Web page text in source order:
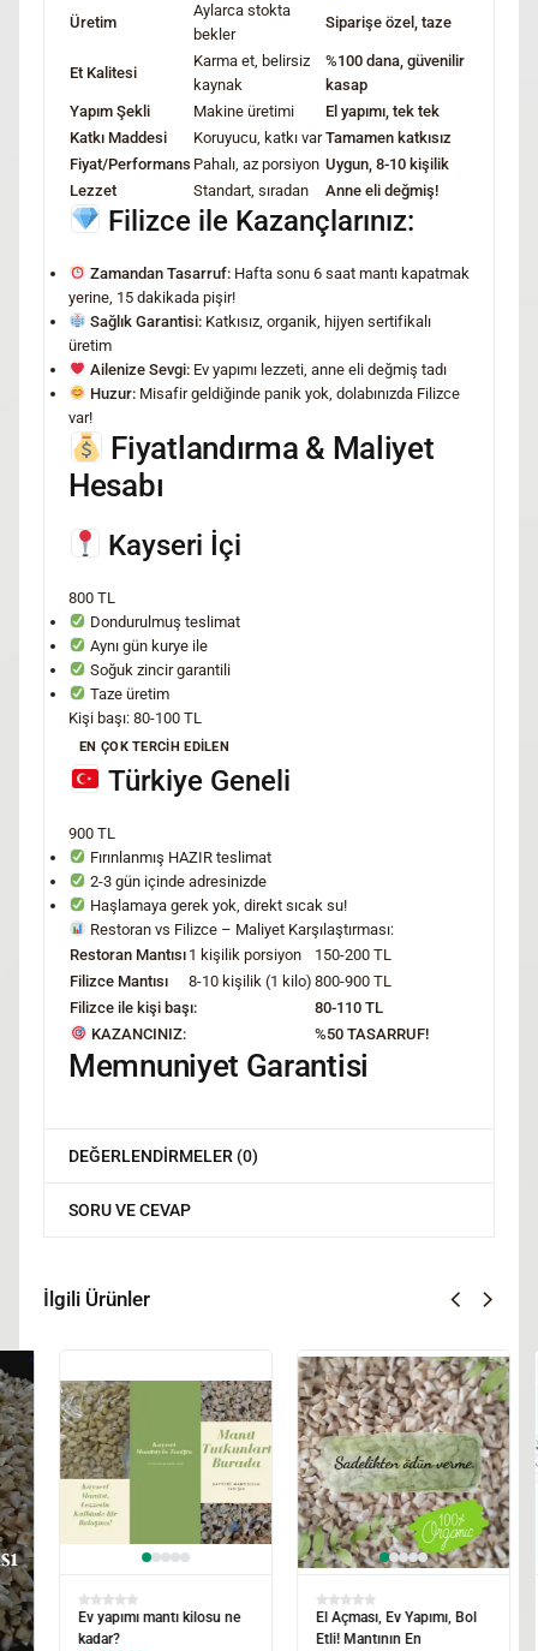
Üretim
Aylarca stokta
bekler
Siparişe özel, taze
Et Kalitesi
Karma et, belirsiz
kaynak
%100 dana, güvenilir
kasap
Yapım Şekli
Makine üretimi
El yapımı, tek tek
Katkı Maddesi
Koruyucu, katkı var Tamamen katkısız
Fiyat/Performans Pahalı, az porsiyon Uygun, 8-10 kişilik
Lezzet
Standart, sıradan Anne eli değmiş!
Filizce ile Kazançlarınız:
Zamandan Tasarruf:Hafta sonu 6 saat mantı kapatmak
yerine, 15 dakikada pişir!
Sağlık Garantisi:Katkısız, organik, hijyen sertifikalı
üretim
Ailenize Sevgi:Ev yapımı lezzeti, anne eli değmiş tadı
Huzur:Misafir geldiğinde panik yok, dolabınızda Filizce
var!
Fiyatlandırma & Maliyet
Hesabı
Kayseri İçi
800 TL
Dondurulmuş teslimat
Aynı gün kurye ile
Soğuk zincir garantili
Taze üretim
Kişi başı: 80-100 TL
EN ÇOK TERCİH EDİLEN
Türkiye Geneli
900 TL
Fırınlanmış HAZIR teslimat
2-3 gün içinde adresinizde
Haşlamaya gerek yok, direkt sıcak su!
Restoran vs Filizce – Maliyet Karşılaştırması:
Restoran Mantısı 1 kişilik porsiyon
150-200 TL
Filizce Mantısı
8-10 kişilik (1 kilo) 800-900 TL
Filizce ile kişi başı:
80-110 TL
KAZANCINIZ:
%50 TASARRUF!
Memnuniyet Garantisi
DEĞERLENDIRMELER (0)
SORU VE CEVAP
İlgili Ürünler
El Açması, Ev Yapımı, Bol
Etli! Mantının En
Kayseri Mantısı ve 100%
Dana Eti: Lezzetin